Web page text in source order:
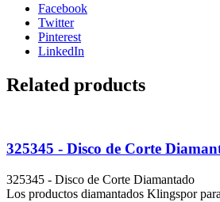
Facebook
Twitter
Pinterest
LinkedIn
Related products
325345 - Disco de Corte
325345 - Disco de Corte Diamantado
Los productos diamantados Klingspor